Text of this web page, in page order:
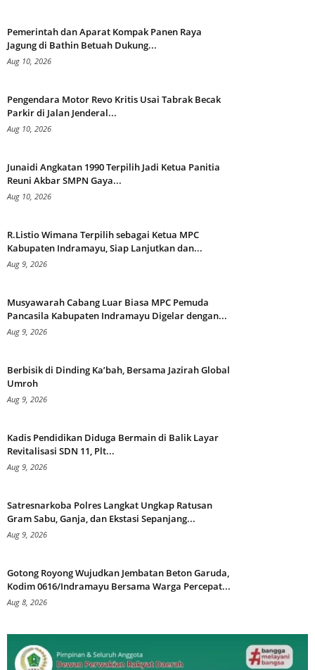
Pemerintah dan Aparat Kompak Panen Raya
Jagung di Bathin Betuah Dukung...
Aug 10, 2026
Pengendara Motor Revo Kritis Usai Tabrak Becak
Parkir di Jalan Jenderal...
Aug 10, 2026
Junaidi Angkatan 1990 Terpilih Jadi Ketua Panitia
Reuni Akbar SMPN Gaya...
Aug 10, 2026
R.Listio Wimana Terpilih sebagai Ketua MPC
Kabupaten Indramayu, Siap Lanjutkan dan...
Aug 9, 2026
Musyawarah Cabang Luar Biasa MPC Pemuda
Pancasila Kabupaten Indramayu Digelar dengan...
Aug 9, 2026
Berbisik di Dinding Ka’bah, Bersama Jazirah Global
Umroh
Aug 9, 2026
Kadis Pendidikan Diduga Bermain di Balik Layar
Revitalisasi SDN 11, Plt...
Aug 9, 2026
Satresnarkoba Polres Langkat Ungkap Ratusan
Gram Sabu, Ganja, dan Ekstasi Sepanjang...
Aug 9, 2026
Gotong Royong Wujudkan Jembatan Beton Garuda,
Kodim 0616/Indramayu Bersama Warga Percepat...
Aug 8, 2026